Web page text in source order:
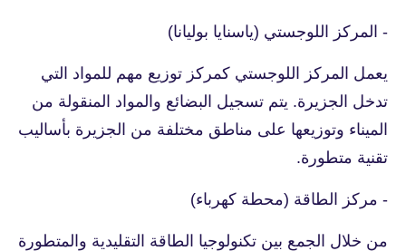
- المركز اللوجستي (ياسنايا بوليانا)
يعمل المركز اللوجستي كمركز توزيع مهم للمواد التي
تدخل الجزيرة. يتم تسجيل البضائع والمواد المنقولة من
الميناء وتوزيعها على مناطق مختلفة من الجزيرة بأساليب
تقنية متطورة.
- مركز الطاقة (محطة كهرباء)
من خلال الجمع بين تكنولوجيا الطاقة التقليدية والمتطورة